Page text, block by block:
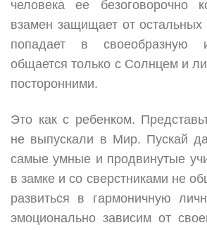
человека ее безоговорочно
взамен защищает от
попадает в своеобразную
общается только с Солнцем и
посторонними.
Это как с ребенком.
не выпускали в Мир. Пускай
самые умные и продвинутые
в замке и со сверстниками не
развиться в гармоничную
эмоционально зависим от